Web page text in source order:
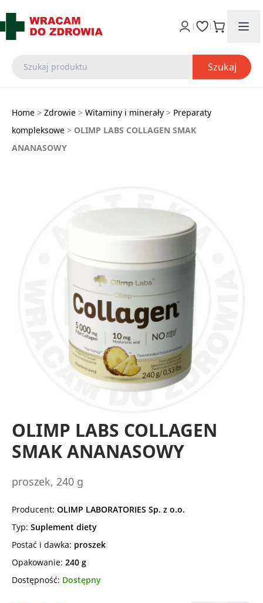
Szukaj
Home > Zdrowie > Witaminy i minerały > Preparaty
kompleksowe > OLIMP LABS COLLAGEN SMAK
ANANASOWY
OLIMP LABS COLLAGEN
SMAK ANANASOWY
proszek, 240 g
Producent: OLIMP LABORATORIES Sp. z o.o.
Typ: Suplement diety
Postać i dawka: proszek
Opakowanie: 240 g
Dostępność: Dostępny